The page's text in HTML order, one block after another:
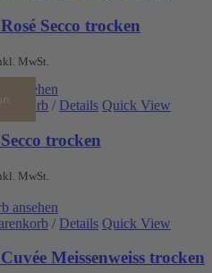
Secco trocken
MwSt.
ansehen
/ Details Quick View
trocken
MwSt.
ansehen
/ Details Quick View
Meissenweiss trocken